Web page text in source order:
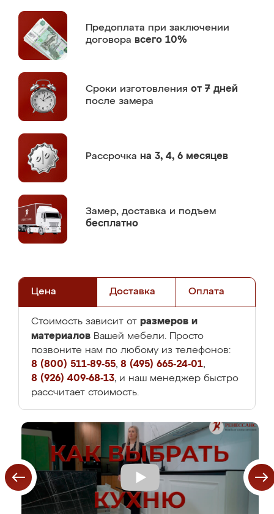
Предоплата при заключении
договора всего 10%
Сроки изготовления от 7 дней
после замера
Рассрочка на 3, 4, 6 месяцев
Замер, доставка и подъем
бесплатно
Цена Доставка Оплата
Стоимость зависит от размеров и
материалов Вашей мебели. Просто
позвоните нам по любому из телефонов:
8 (800) 511-89-55, 8 (495) 665-24-01,
8 (926) 409-68-13, и наш менеджер быстро
рассчитает стоимость.